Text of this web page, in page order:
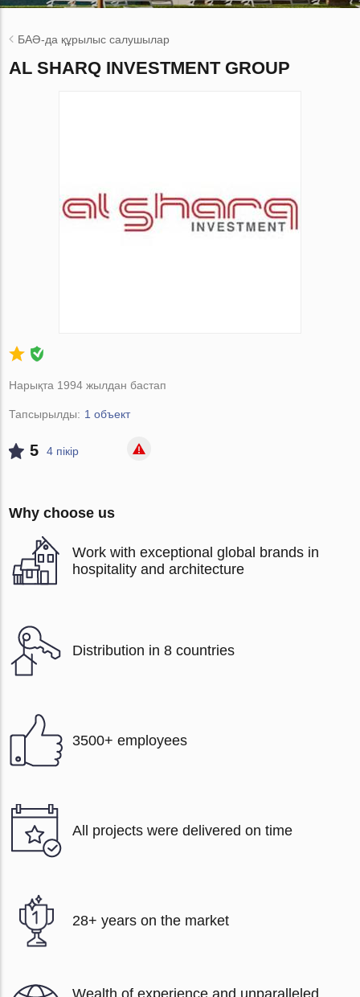
БАӘ-да құрылыс салушылар
AL SHARQ INVESTMENT GROUP
Нарықта 1994 жылдан бастап
Тапсырылды: 1 объект
5 4 пікір
Why choose us
Work with exceptional global brands in
hospitality and architecture
Distribution in 8 countries
3500+ employees
All projects were delivered on time
28+ years on the market
Wealth of experience and unparalleled